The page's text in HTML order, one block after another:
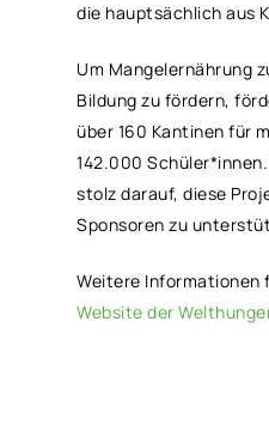
die hauptsächlich aus
Um Mangelernährung
Bildung zu fördern,
über 160 Kantinen für
142.000 Schüler*innen.
stolz darauf, diese
Sponsoren zu
Weitere Informationen
Website der